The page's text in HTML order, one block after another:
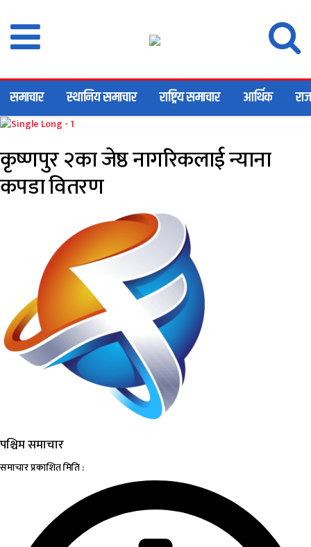
समाचार स्थानिय समाचार राष्ट्रिय समाचार आर्थिक
कृष्णपुर २का जेष्ठ नागरिकलाई न्याना
कपडा वितरण
पश्चिम समाचार
समाचार प्रकाशित मिति :